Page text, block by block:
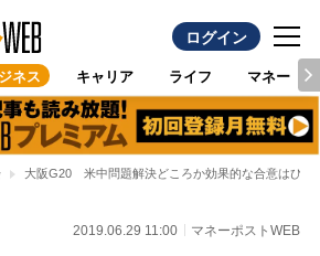
ログイン
ネス キャリア ライフ マネー
大阪G20 米中問題解決どころか効果的な合意はひと
2019.06.29 11:00 マネーポストWEB